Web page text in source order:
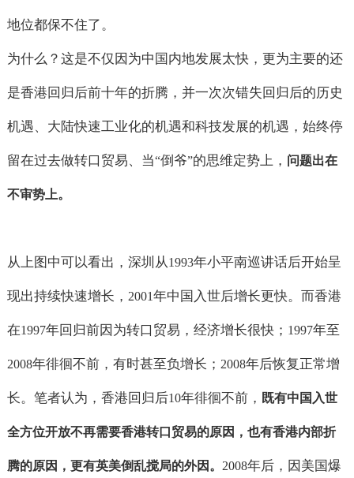
地位都保不住了。
为什么？这是不仅因为中国内地发展太快，更为主要的还
是香港回归后前十年的折腾，并一次次错失回归后的历史
机遇、大陆快速工业化的机遇和科技发展的机遇，始终停
留在过去做转口贸易、当“倒爷”的思维定势上， 问题出在
不审势上。
从上图中可以看出，深圳从1993年小平南巡讲话后开始呈
现出持续快速增长， 2001年中国入世后增长更快。而香港
在1997年回归前因为转口贸易，经济增长很快； 1997年至
2008年徘徊不前，有时甚至负增长； 2008年后恢复正常增
长。笔者认为，香港回归后10年徘徊不前， 既有中国入世
全方位开放不再需要香港转口贸易的原因，也有香港内部折
腾的原因，更有英美倒乱搅局的外因。 2008年后，因美国爆